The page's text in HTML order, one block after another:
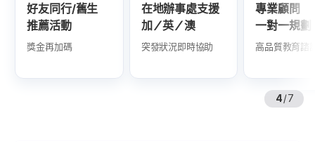
4/7
好友同行/舊生
推薦活動
獎金再加碼
在地辦事處支援
加／英／澳
突發狀況即時協助
專業顧問
一對一規劃
高品質教育諮詢